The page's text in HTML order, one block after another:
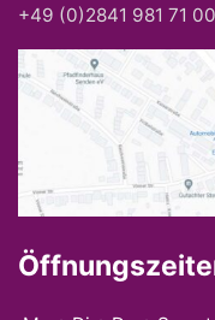
+49 (0)2841 981 71 00